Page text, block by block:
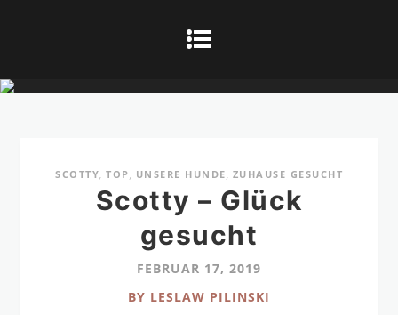
SCOTTY TOP UNSERE HUNDE ZUHAUSE GESUCHT
Scotty – Glück
gesucht
FEBRUAR 17, 2019
BY LESLAW PILINSKI